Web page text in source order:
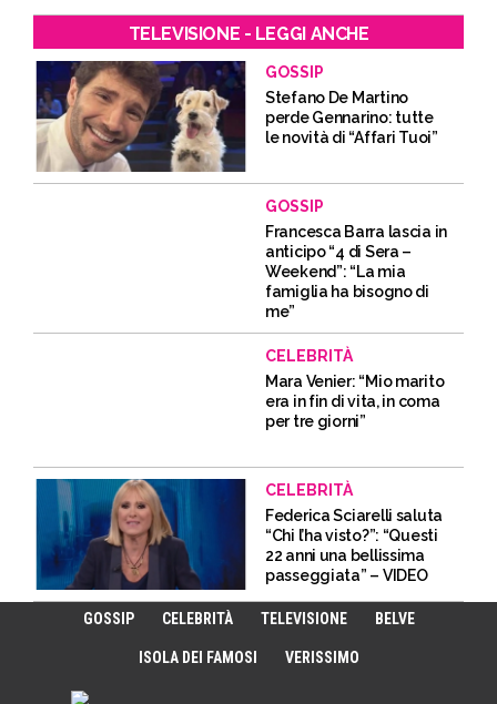
TELEVISIONE - LEGGI ANCHE
GOSSIP
Stefano De Martino
perde Gennarino: tutte
le novità di “Affari Tuoi”
GOSSIP
Francesca Barra lascia in
anticipo “4 di Sera –
Weekend”: “La mia
famiglia ha bisogno di
me”
CELEBRITÀ
Mara Venier: “Mio marito
era in fin di vita, in coma
per tre giorni”
CELEBRITÀ
Federica Sciarelli saluta
“Chi l’ha visto?”: “Questi
22 anni una bellissima
passeggiata” – VIDEO
GOSSIP CELEBRITÀ TELEVISIONE BELVE
ISOLA DEI FAMOSI VERISSIMO